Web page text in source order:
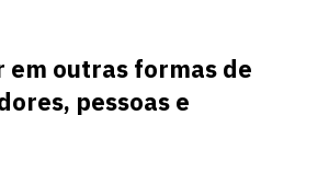
em outras formas de
pessoas e